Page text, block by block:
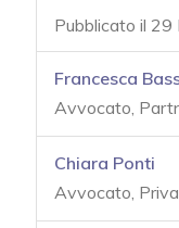
Pubblicato il
Francesca
Avvocato,
Chiara Ponti
Avvocato,